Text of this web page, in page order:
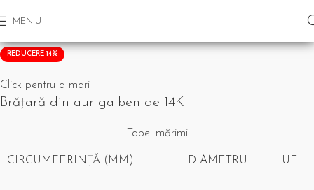
MENIU
REDUCERE 14%
Click pentru a mari
Brățară din aur galben de 14K
Tabel mărimi
CIRCUMFERINȚĂ (MM) DIAMETRU UE